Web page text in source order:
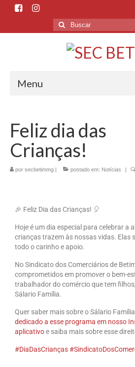
Menu
O Sindicato
Histórico
Sede e Subsedes
Esporte e Cultura
Jurídico
Saúde do Trabalhador
Formação Política
Mulheres Trabalhadoras
Homologação
Vídeos
Convenções
Feliz dia das
Crianças!
por secbetimmg | postado em: Notícias |
🎉 Feliz Dia das Crianças! 🎈
Hoje é um dia especial para celebrar a
crianças trazem às nossas vidas. Elas
todo o carinho e apoio.
No Sindicato dos Comerciários de
comprometidos em promover o bem-
trabalhador do comércio que tem
Sálario Família.
Quer saber mais sobre o Sálario
dedicado a esse programa em nosso
aplicativoe saiba mais sobre esse
#DiaDasCrianças